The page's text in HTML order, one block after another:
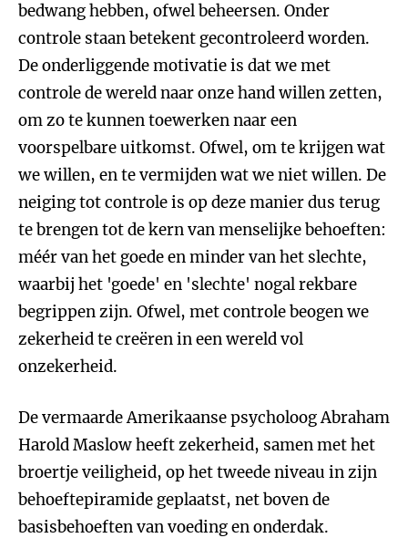
bedwang hebben, ofwel beheersen. Onder
controle staan betekent gecontroleerd worden.
De onderliggende motivatie is dat we met
controle de wereld naar onze hand willen zetten,
om zo te kunnen toewerken naar een
voorspelbare uitkomst. Ofwel, om te krijgen wat
we willen, en te vermijden wat we niet willen. De
neiging tot controle is op deze manier dus terug
te brengen tot de kern van menselijke behoeften:
méér van het goede en minder van het slechte,
waarbij het 'goede' en 'slechte' nogal rekbare
begrippen zijn. Ofwel, met controle beogen we
zekerheid te creëren in een wereld vol
onzekerheid.
De vermaarde Amerikaanse psycholoog Abraham
Harold Maslow heeft zekerheid, samen met het
broertje veiligheid, op het tweede niveau in zijn
behoeftepiramide geplaatst, net boven de
basisbehoeften van voeding en onderdak.